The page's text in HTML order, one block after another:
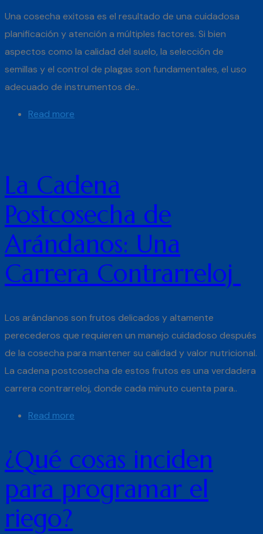
Una cosecha exitosa es el resultado de una cuidadosa
planificación y atención a múltiples factores. Si bien
aspectos como la calidad del suelo, la selección de
semillas y el control de plagas son fundamentales, el uso
adecuado de instrumentos de..
Read more
La Cadena
Postcosecha de
Arándanos: Una
Carrera Contrarreloj
Los arándanos son frutos delicados y altamente
perecederos que requieren un manejo cuidadoso después
de la cosecha para mantener su calidad y valor nutricional.
La cadena postcosecha de estos frutos es una verdadera
carrera contrarreloj, donde cada minuto cuenta para..
Read more
¿Qué cosas inciden
para programar el
riego?